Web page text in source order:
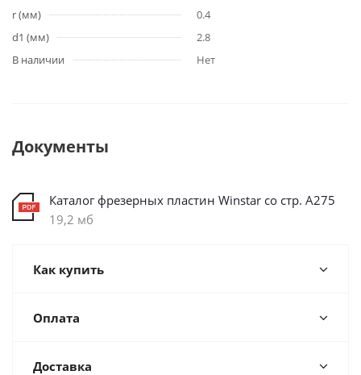
r (мм)
0.4
d1 (мм)
2.8
В наличии
Нет
Документы
Каталог фрезерных пластин Winstar со стр. А275
19,2 мб
Как купить
Оплата
Доставка